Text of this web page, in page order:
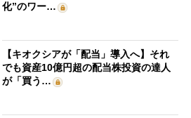
化”のワー…
【キオクシアが「配当」導入へ】それ
でも資産10億円超の配当株投資の達人
が「買う…